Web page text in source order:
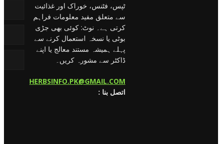
ٹپس، فٹنس، خوراک اور غذائیت
سے متعلق مفید معلومات فراہم
کرتی ہے۔ نوٹ: کوئی بھی جڑی
بوٹی یا نسخہ استعمال کرنے سے
پہلے ہمیشہ مستند معالج یا اپنے
ڈاکٹر سے مشورہ کریں۔
HERBSINFO.PK@GMAIL.COM
: اتصل بنا